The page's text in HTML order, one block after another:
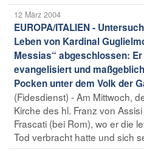
12 März 2004
EUROPA/ITALIEN -
Leben von Kardinal
Messias“ abgeschlossen:
evangelisiert und
Pocken unter dem Volk der
(Fidesdienst) - Am Mittwoch,
Kirche des hl. Franz von
Frascati (bei Rom), wo er die
Tod verbracht hatte und sich